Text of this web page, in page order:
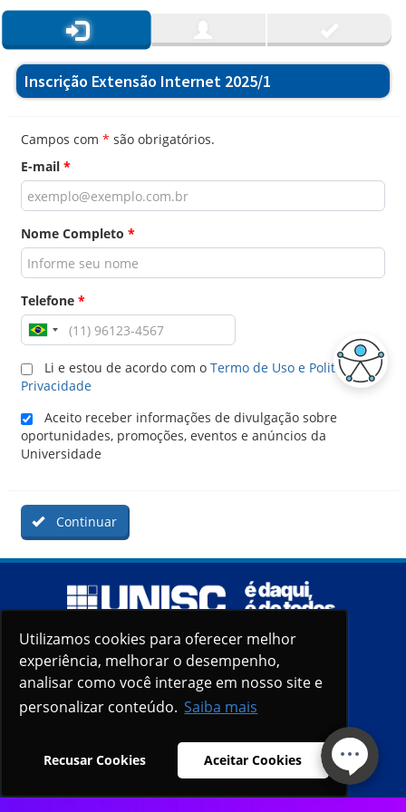
Utilizamos cookies para oferecer melhor
experiência, melhorar o desempenho,
analisar como você interage em nosso site e
personalizar conteúdo. Saiba mais
Recusar Cookies Aceitar Cookies
Utilizamos cookies para oferecer melhor
experiência, melhorar o desempenho,
analisar como você interage em nosso site e
personalizar conteúdo. Saiba mais
Recusar Cookies Aceitar Cookies
Inscrição Extensão Internet 2025/1
Campos com * são obrigatórios.
E-mail *
Nome Completo *
Telefone *
Li e estou de acordo com o Termo de Uso e Politica de
Privacidade
Aceito receber informações de divulgação sobre
oportunidades, promoções, eventos e anúncios da
Universidade
Continuar